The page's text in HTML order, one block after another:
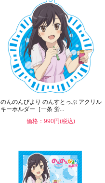
のんのんびより のんすとっぷ アクリル
キーホルダー［一条 蛍...
価格：990円(税込)